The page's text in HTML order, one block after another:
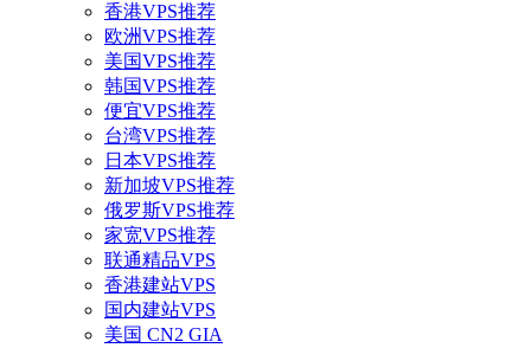
香港VPS推荐
欧洲VPS推荐
美国VPS推荐
韩国VPS推荐
便宜VPS推荐
台湾VPS推荐
日本VPS推荐
新加坡VPS推荐
俄罗斯VPS推荐
家宽VPS推荐
联通精品VPS
香港建站VPS
国内建站VPS
美国 CN2 GIA